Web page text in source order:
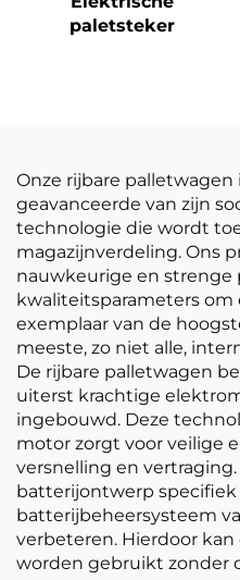
paletsteker
Onze rijbare palletwagen
geavanceerde van zijn
technologie die wordt
magazijnverdeling. Ons
nauwkeurige en strenge
kwaliteitsparameters
exemplaar van de
meeste, zo niet alle,
De rijbare palletwagen
uiterst krachtige
ingebouwd. Deze
motor zorgt voor veilige
versnelling en
batterijontwerp
batterijbeheersysteem
verbeteren. Hierdoor
worden gebruikt zonder